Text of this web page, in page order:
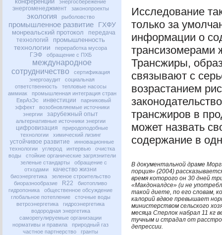
энергосбережение
энергоменеджмент законопроекты
экология рыболовство
промышленное развитие ГХФУ
монреальский протокол
передача
технологий
промышленность
технологии переработка мусора
ГЭФ обращение с ПХБ
международное
сотрудничество
сертификация
энергоаудит
социальная
ответственность
тепловые насосы
аммиак
промышленная интеграция стран
ЕврАзЭс
инвестиции
парниковый
эффект
возобновляемые источники
энергии
зарубежный опыт
альтернативные источники энергии
цифровизация
природоподобные
технологии
химический лизинг
устойчивое развитие
инновационные
технологии
углерод интервью
очистка
воды
стойкие органические загрязнители
зеленые стандарты
обращение с
отходами
качество жизни
биоэнергетика
зеленое строительство
биоразнообразие
R22
биотопливо
гидропоника
общественное обсуждение
глобальное потепление
сточные воды
ветроэнергетика
гидроэнергетика
водородная энергетика
саморегулируемые организации
нормативы и правила
природный газ
частное партнерство
гранты
Исследование
только за
информации о
трансизомерами
Трансжиры,
связывают с
возрастанием
трансжиров в
может назвать
содержание в
В документальной драме
порция» (2004)
время которого он 30 дней
«Макдоналдсе» (и не
такой диете, по его словам,
калорий вдвое превышает
министерством сельского
месяца Сперлок набрал 11 кг
тучным и страдал от
депрессии.